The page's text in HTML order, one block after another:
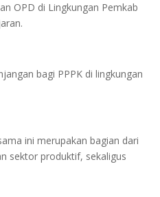
OPD di Lingkungan Pemkab
bagi PPPK di lingkungan
ini merupakan bagian dari
sektor produktif, sekaligus